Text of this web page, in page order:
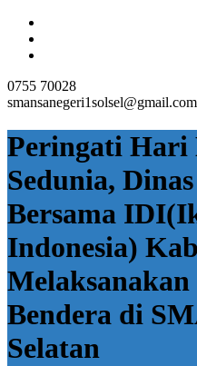
0755 70028
smansanegeri1solsel@gmail.com
Peringati Hari
Sedunia,
Bersama
Indonesia)
Bendera di
Selatan